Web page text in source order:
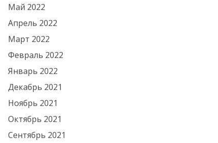
Май 2022
Апрель 2022
Март 2022
Февраль 2022
Январь 2022
Декабрь 2021
Ноябрь 2021
Октябрь 2021
Сентябрь 2021